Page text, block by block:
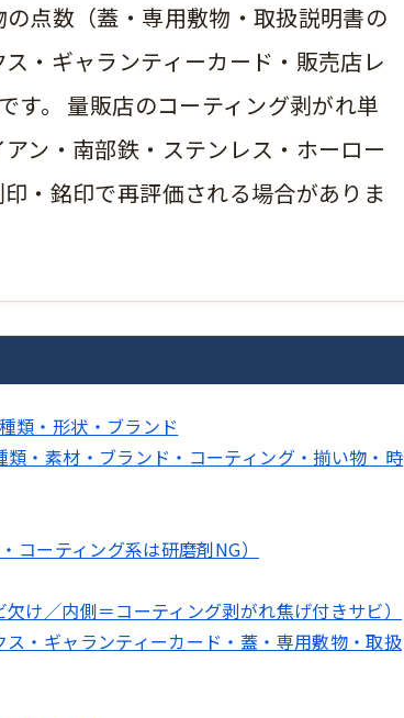
点数（蓋・専用敷物・取扱説明書の
・ギャランティーカード・販売店レ
す。 量販店のコーティング剥がれ単
ン・南部鉄・ステンレス・ホーロー
・銘印で再評価される場合がありま
類・形状・ブランド
・素材・ブランド・コーティング・揃い物・時
コーティング系は研磨剤NG）
け／内側＝コーティング剥がれ焦げ付きサビ）
・ギャランティーカード・蓋・専用敷物・取扱